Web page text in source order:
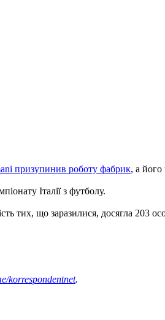
призупинив роботу фабрик, а його
Італії з футболу.
тих, що заразилися, досягла 203
korrespondentnet.